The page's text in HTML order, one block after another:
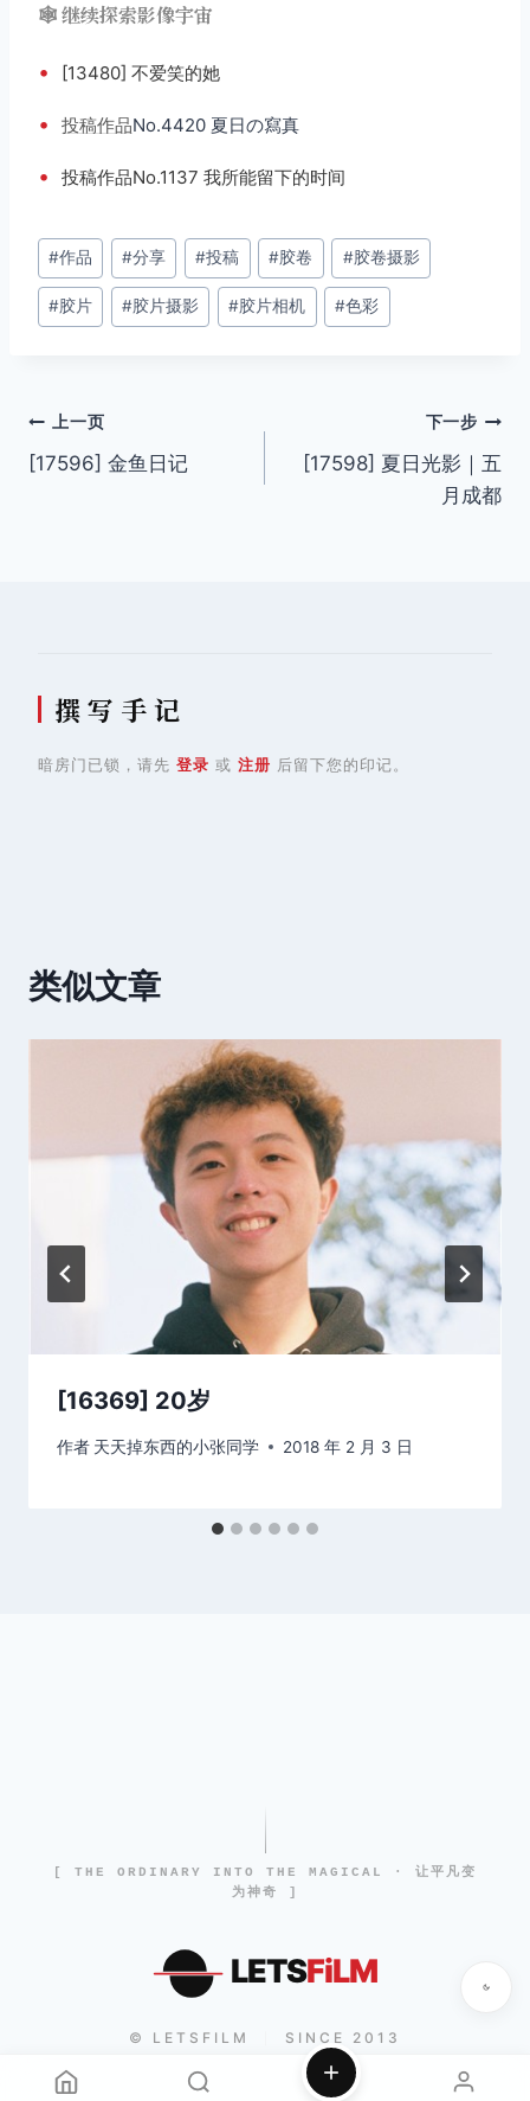
🕸️ 继续探索影像宇宙
• [13480] 不爱笑的她
• 投稿作品No.4420 夏日の寫真
• 投稿作品No.1137 我所能留下的时间
文
章
标
#作品 #分享 #投稿 #胶卷 #胶卷摄影
#胶片 #胶片摄影 #胶片相机 #色彩
文
章
上一页
[17596] 金鱼日记
下一步
[17598] 夏日光影｜五
月成都
撰 写 手 记
暗房门已锁，请先 登录 或 注册 后留下您的印记。
类似文章
[16369] 20岁
作者 天天掉东西的小张同学 2018 年 2 月 3 日
[ THE ORDINARY INTO THE MAGICAL · 让平凡变
为神奇 ]
LETSFiLM
© LETSFILM SINCE 2013